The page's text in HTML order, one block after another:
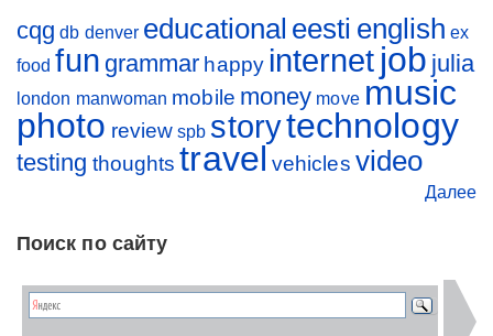
cqg db denver educational eesti english ex
food fun grammar happy internet job julia
london manwoman mobile money move music
photo review spb storytechnology
testing thoughts travel vehicles video
Далее
Поиск по сайту